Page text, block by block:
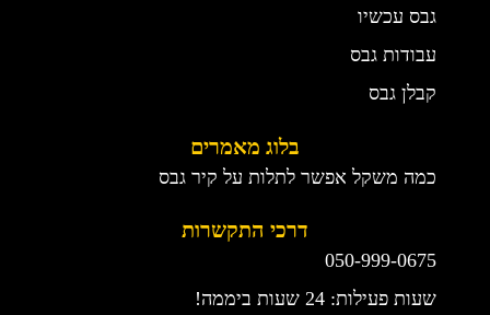
גבס עכשיו
עבודות גבס
קבלן גבס
בלוג מאמרים
כמה משקל אפשר לתלות על קיר גבס
דרכי התקשרות
050-999-0675
שעות פעילות: 24 שעות ביממה!